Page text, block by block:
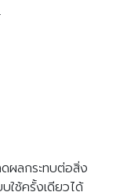
ผลกระทบต่อสิ่ง
ช้ครั้งเดียวได้